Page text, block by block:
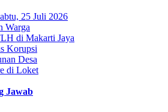
25 Juli 2026
Warga
di Makarti Jaya
Korupsi
Desa
di Loket
Jawab